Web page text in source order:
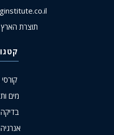
תוצרת הארץ 8, תל אביב
מים
בדיקה